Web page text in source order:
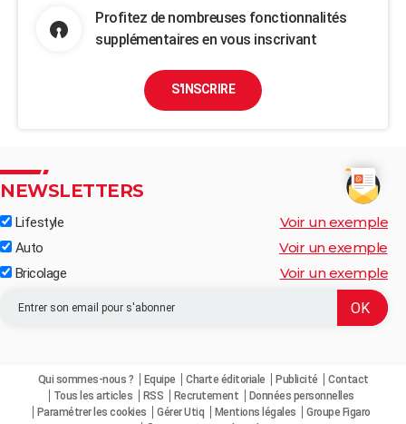
Profitez de nombreuses fonctionnalités
supplémentaires en vous inscrivant
S'INSCRIRE
NEWSLETTERS
Lifestyle Voir un exemple
Auto Voir un exemple
Bricolage Voir un exemple
Qui sommes-nous ? Equipe Charte éditoriale Publicité
Contact
Tous les articles
RSS Recrutement
Données personnelles
Paramétrer les cookies
Gérer Utiq Mentions légales
Groupe Figaro